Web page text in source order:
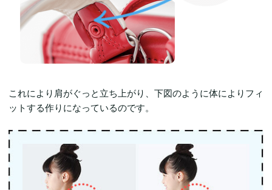
これにより肩がぐっと立ち上がり、下図のように体によりフィ
ットする作りになっているのです。